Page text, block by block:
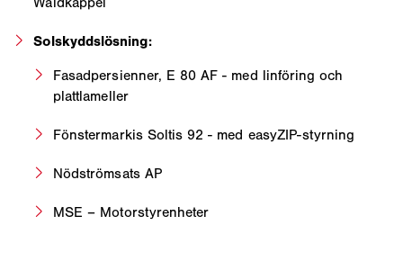
Solskyddslösning:
Fasadpersienner, E 80 AF - med linföring och
plattlameller
Fönstermarkis Soltis 92 - med easyZIP-styrning
Nödströmsats AP
MSE – Motorstyrenheter